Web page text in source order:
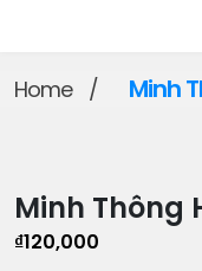
Home / Minh
Minh Thông
₫120,000